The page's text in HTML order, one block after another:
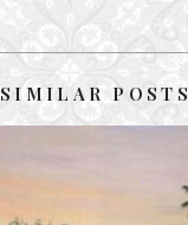
SIMILAR POSTS